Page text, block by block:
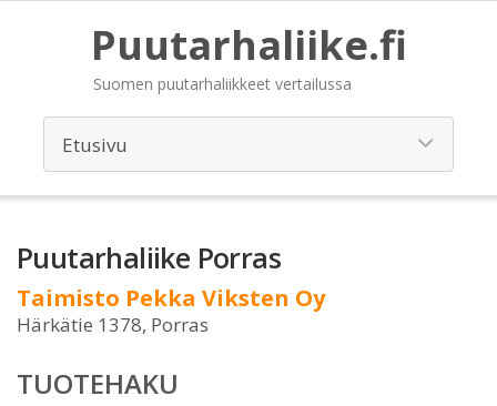
Puutarhaliike.fi
Suomen puutarhaliikkeet vertailussa
Puutarhaliike Porras
Taimisto Pekka Viksten Oy
Härkätie 1378, Porras
TUOTEHAKU